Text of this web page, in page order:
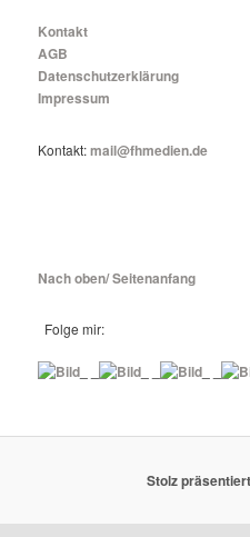
Kontakt
AGB
Datenschutzerklärung
Impressum
Kontakt:mail@fhmedien.de
Nach oben/ Seitenanfang
Folge mir:
Stolz